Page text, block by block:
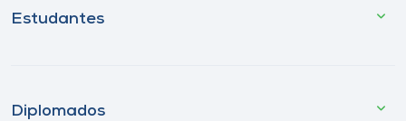
Estudantes
Diplomados